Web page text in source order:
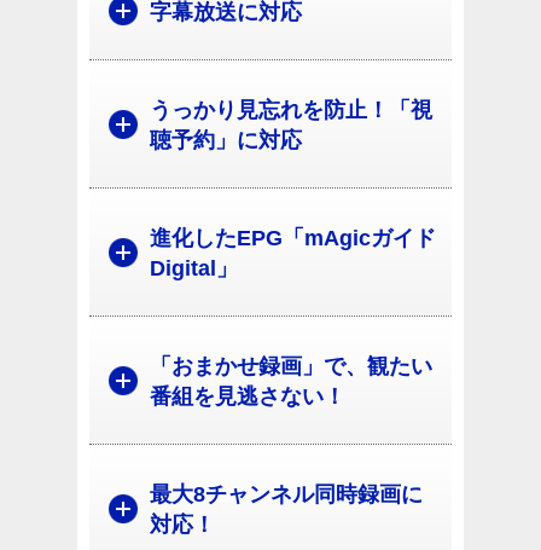
字幕放送に対応
うっかり見忘れを防止！「視
聴予約」に対応
進化したEPG「mAgicガイド
Digital」
「おまかせ録画」で、観たい
番組を見逃さない！
最大8チャンネル同時録画に
対応！